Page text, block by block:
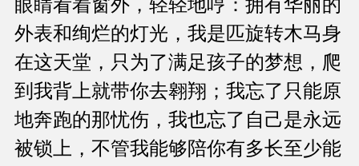
眼睛看着窗外，轻轻地哼：拥有华丽的
外表和绚烂的灯光，我是匹旋转木马身
在这天堂，只为了满足孩子的梦想，爬
到我背上就带你去翱翔；我忘了只能原
地奔跑的那忧伤，我也忘了自己是永远
被锁上，不管我能够陪你有多长至少能